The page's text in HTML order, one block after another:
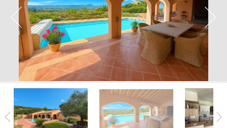
Facebook
Ma sélection 0